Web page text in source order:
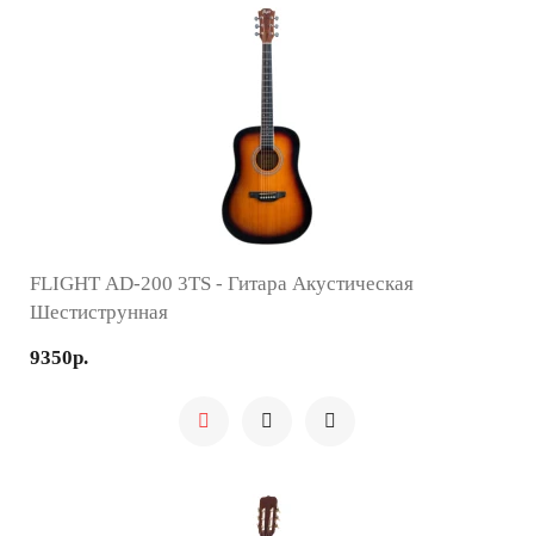
FLIGHT AD-200 3TS - Гитара Акустическая
Шестиструнная
9350р.